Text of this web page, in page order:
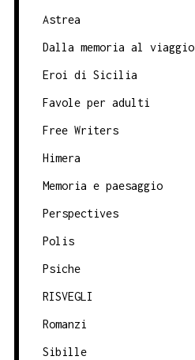
Astrea
Dalla memoria al viaggio
Eroi di Sicilia
Favole per adulti
Free Writers
Himera
Memoria e paesaggio
Perspectives
Polis
Psiche
RISVEGLI
Romanzi
Sibille